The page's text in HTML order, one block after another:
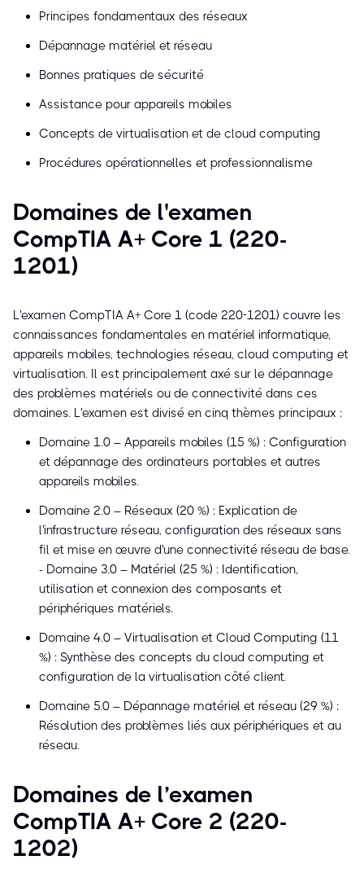
Principes fondamentaux des réseaux
Dépannage matériel et réseau
Bonnes pratiques de sécurité
Assistance pour appareils mobiles
Concepts de virtualisation et de cloud computing
Procédures opérationnelles et professionnalisme
Domaines de l'examen
CompTIA A+ Core 1 (220-
1201)
L'examen CompTIA A+ Core 1 (code 220-1201) couvre les
connaissances fondamentales en matériel informatique,
appareils mobiles, technologies réseau, cloud computing et
virtualisation. Il est principalement axé sur le dépannage
des problèmes matériels ou de connectivité dans ces
domaines. L'examen est divisé en cinq thèmes principaux :
Domaine 1.0 – Appareils mobiles (15 %) : Configuration
et dépannage des ordinateurs portables et autres
appareils mobiles.
Domaine 2.0 – Réseaux (20 %) : Explication de
l'infrastructure réseau, configuration des réseaux sans
fil et mise en œuvre d'une connectivité réseau de base.
- Domaine 3.0 – Matériel (25 %) : Identification,
utilisation et connexion des composants et
périphériques matériels.
Domaine 4.0 – Virtualisation et Cloud Computing (11
%) : Synthèse des concepts du cloud computing et
configuration de la virtualisation côté client.
Domaine 5.0 – Dépannage matériel et réseau (29 %) :
Résolution des problèmes liés aux périphériques et au
réseau.
Domaines de l’examen
CompTIA A+ Core 2 (220-
1202)